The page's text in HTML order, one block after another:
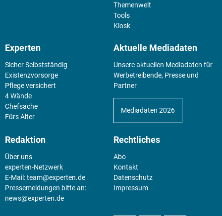
Themenwelt
Tools
Kiosk
Experten
Sicher Selbstständig
Existenz­vorsorge
Pflege versichert
4 Wände
Chefsache
Fürs Alter
Aktuelle Mediadaten
Unsere aktuellen Mediadaten für
Werbetreibende, Presse und
Partner
Mediadaten 2026
Redaktion
Über uns
experten-Netzwerk
E-Mail:team@experten.de
Pressemeldungen bitte an:
news@experten.de
Rechtliches
Abo
Kontakt
Datenschutz
Impressum